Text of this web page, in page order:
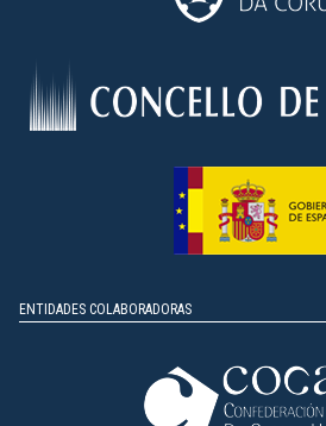
ENTIDADES COLABORADORAS